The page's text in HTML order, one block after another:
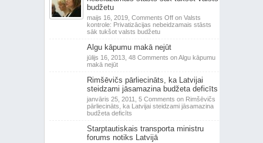
budžetu
maijs 16, 2019, Comments Offon Valsts
kontrole: Privatizācijas nebeidzamais stāsts
sāk tukšot valsts budžetu
Algu kāpumu makā nejūt
jūlijs 16, 2013, 48 Comments on Algu kāpumu
makā nejūt
Rimšēvičs pārliecināts, ka Latvijai
steidzami jāsamazina budžeta deficīts
janvāris 25, 2011, 5 Comments on Rimšēvičs
pārliecināts, ka Latvijai steidzami jāsamazina
budžeta deficīts
Starptautiskais transporta ministru
forums notiks Latvijā